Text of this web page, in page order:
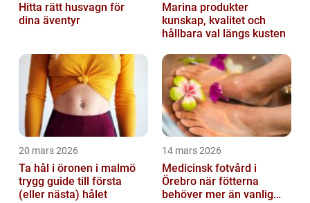
Hitta rätt husvagn för
dina äventyr
Marina produkter
kunskap, kvalitet och
hållbara val längs kusten
20 mars 2026
Ta hål i öronen i malmö
trygg guide till första
(eller nästa) hålet
14 mars 2026
Medicinsk fotvård i
Örebro när fötterna
behöver mer än vanlig